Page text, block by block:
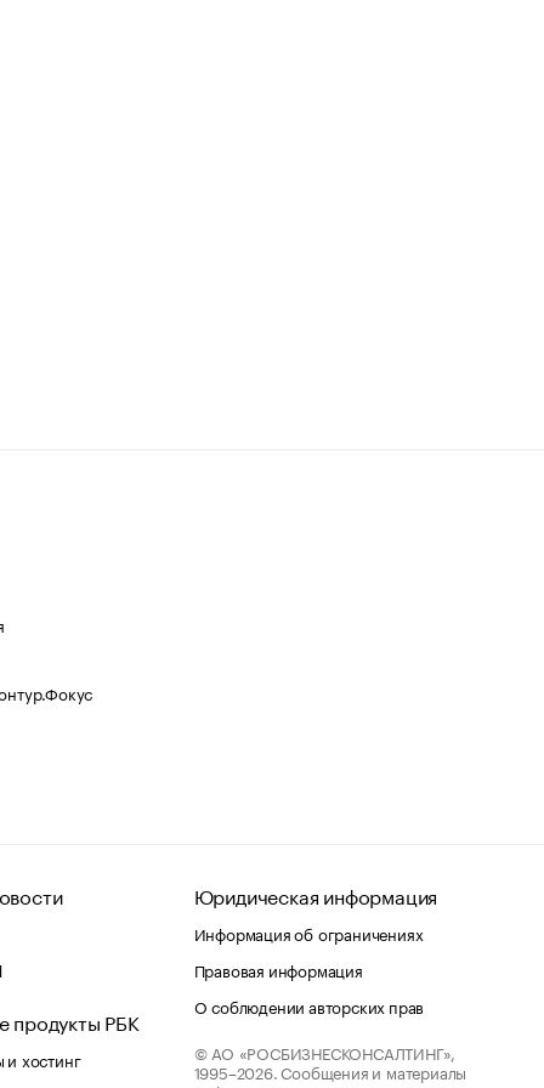
продукты РБК
хостинг
Юридическая информация
Информация об ограничениях
Правовая информация
О соблюдении авторских прав
© АО «РОСБИЗНЕСКОНСАЛТИНГ»,
1995–2026. Сообщения и материалы